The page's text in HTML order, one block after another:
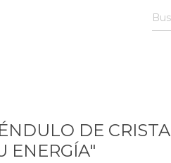
DE
ENERGÍA"